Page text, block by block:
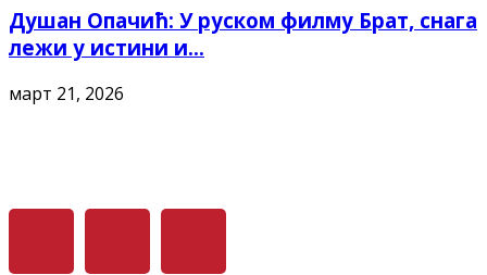
Душан Опачић: У руском филму Брат, снага
лежи у истини и...
март 21, 2026